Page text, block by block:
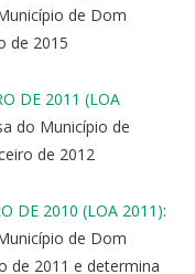
de Dom
de 2015
DE 2011 (LOA
do Município de
de 2012
DE 2010 (LOA 2011):
de Dom
de 2011 e determina